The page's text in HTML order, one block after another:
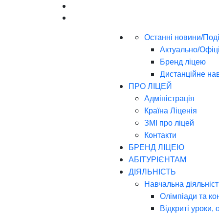
Останні новини/
Актуально/
Бренд ліцею
Дистанційне
ПРО ЛІЦЕЙ
Адміністрація
Країна Ліценія
ЗМІ про ліцей
Контакти
БРЕНД ЛІЦЕЮ
АБІТУРІЄНТАМ
ДІЯЛЬНІСТЬ
Навчальна
Олімпіади та
Відкриті уроки,